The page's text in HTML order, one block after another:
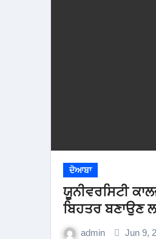
ਦੋਆਬਾ
ਯੂਨੀਵਰਸਿਟੀ
ਬਿਹਤਰ ਬਣਾਉਣ
admin Jun 9,